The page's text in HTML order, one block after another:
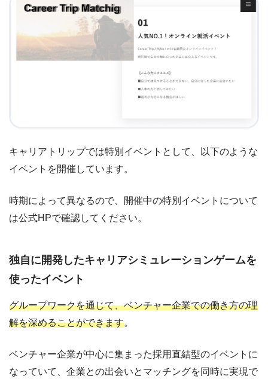
キャリアトリップでは特別イベントとして、以下のような
イベントを開催しています。
時期によって異なるので、開催中の特別イベントについて
は公式HPで確認してください。
独自に開発したキャリアシミュレーションゲームを
使ったイベント
グループワークを通じて、ベンチャー企業での働き方の理
解を深めることができます。
ベンチャー企業が中心に集まった採用直結型のイベントに
なっていて、企業との出会いとマッチングを同時に実現で